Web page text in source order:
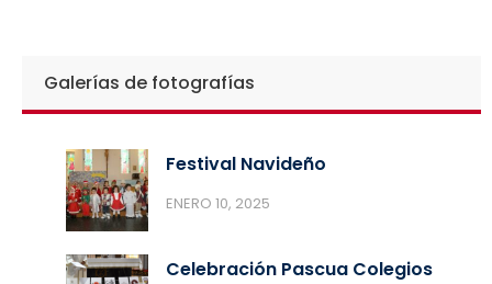
Galerías de fotografías
Festival Navideño
ENERO 10, 2025
Celebración Pascua Colegios